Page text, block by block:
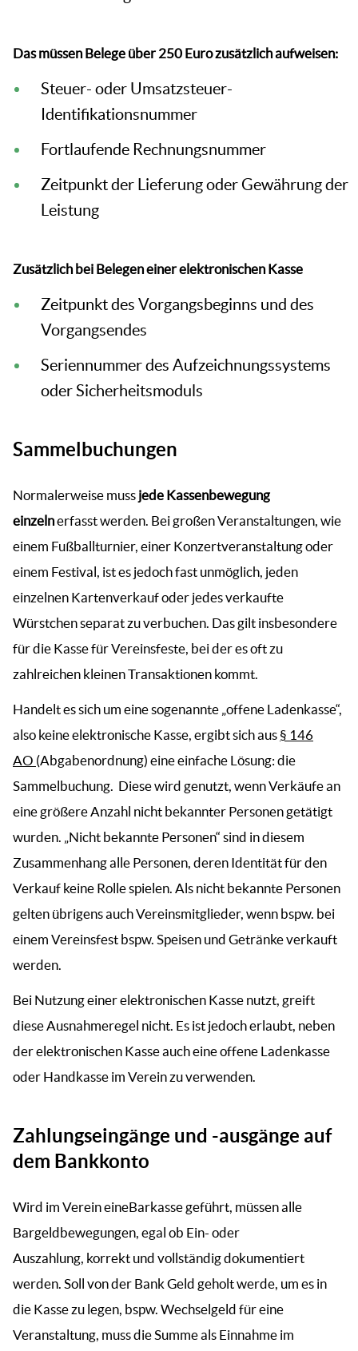
Das müssen Belege über 250 Euro zusätzlich aufweisen:
Steuer- oder Umsatzsteuer-
Identifikationsnummer
Fortlaufende Rechnungsnummer
Zeitpunkt der Lieferung oder Gewährung der
Leistung
Zusätzlich bei Belegen einer elektronischen Kasse
Zeitpunkt des Vorgangsbeginns und des
Vorgangsendes
Seriennummer des Aufzeichnungssystems
oder Sicherheitsmoduls
Sammelbuchungen
Normalerweise muss jede Kassenbewegung
einzelnerfasst werden. Bei großen Veranstaltungen, wie
einem Fußballturnier, einer Konzertveranstaltung oder
einem Festival, ist es jedoch fast unmöglich, jeden
einzelnen Kartenverkauf oder jedes verkaufte
Würstchen separat zu verbuchen. Das gilt insbesondere
für die Kasse für Vereinsfeste, bei der es oft zu
zahlreichen kleinen Transaktionen kommt.
Handelt es sich um eine sogenannte „offene Ladenkasse“,
also keine elektronische Kasse, ergibt sich aus § 146
AO (Abgabenordnung) eine einfache Lösung: die
Sammelbuchung. Diese wird genutzt, wenn Verkäufe an
eine größere Anzahl nicht bekannter Personen getätigt
wurden. „Nicht bekannte Personen“ sind in diesem
Zusammenhang alle Personen, deren Identität für den
Verkauf keine Rolle spielen. Als nicht bekannte Personen
gelten übrigens auch Vereinsmitglieder, wenn bspw. bei
einem Vereinsfest bspw. Speisen und Getränke verkauft
werden.
Bei Nutzung einer elektronischen Kasse nutzt, greift
diese Ausnahmeregel nicht. Es ist jedoch erlaubt, neben
der elektronischen Kasse auch eine offene Ladenkasse
oder Handkasse im Verein zu verwenden.
Zahlungseingänge und -ausgänge auf
dem Bankkonto
Wird im Verein eineBarkasse geführt, müssen alle
Bargeldbewegungen, egal ob Ein- oder
Auszahlung, korrekt und vollständig dokumentiert
werden. Soll von der Bank Geld geholt werde, um es in
die Kasse zu legen, bspw. Wechselgeld für eine
Veranstaltung, muss die Summe als Einnahme im